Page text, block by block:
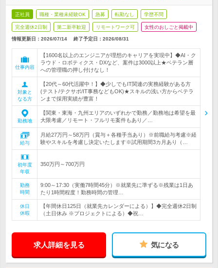
正社員 職種・業種未経験OK 急募 転勤なし 学歴不問
完全週休2日制 第二新卒歓迎 リモートワーク可 女性のおしごと掲載中
情報更新日：2026/07/14 終了予定日： 2026/08/31
仕事内容
【1600名以上のエンジニアが理想のキャリアを実現中】◆AI・ク
ラウド・ロボティクス・DXなど、案件は3000以上★ベテラン層
への管理職の押し付けなし！
対象と
なる方
【20代～60代活躍中！】◆少しでもIT関連の実務経験がある方
(テスト/テクサポ/IT事務などもOK)★スキルの浅い方からベテラ
ンまで採用実績が豊富！
勤務地
【関東・東海・九州エリアのいずれかで勤務／勤務地は希望を最
大限考慮／リモート・フルリモ案件もあり／…
給与
月給27万円～58万円（賞与＋各種手当あり）※前職給与考慮※経
験やスキルを考慮し決定いたします※試用期間3カ月あり（…
初年度
年収
350万円～700万円
勤務
時間
9:00～17:30（実働7時間45分）※就業先に準ずる※残業は1日あ
たり1時間程度！勤務時間の管理…
休日
休暇
【年間休日125日（就業先カレンダーによる）】◆完全週休2日制
（土日休み ※プロジェクトによる）◆祝…
求人詳細を見る 気になる